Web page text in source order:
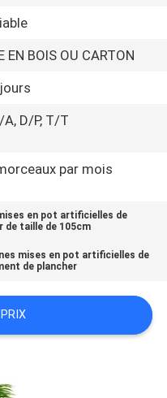
EN BOIS OU CARTON
A, D/P, T/T
par mois
en pot artificielles de
de taille de 105cm
mises en pot artificielles de
de plancher